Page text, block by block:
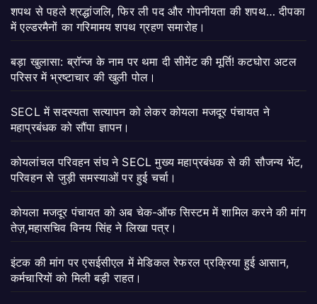
शपथ से पहले श्रद्धांजलि, फिर ली पद और गोपनीयता की शपथ… दीपका
में एल्डरमैनों का गरिमामय शपथ ग्रहण समारोह।
बड़ा खुलासा: ब्रॉन्ज के नाम पर थमा दी सीमेंट की मूर्ति! कटघोरा अटल
परिसर में भ्रष्टाचार की खुली पोल।
SECL में सदस्यता सत्यापन को लेकर कोयला मजदूर पंचायत ने
महाप्रबंधक को सौंपा ज्ञापन।
कोयलांचल परिवहन संघ ने SECL मुख्य महाप्रबंधक से की सौजन्य भेंट,
परिवहन से जुड़ी समस्याओं पर हुई चर्चा।
कोयला मजदूर पंचायत को अब चेक-ऑफ सिस्टम में शामिल करने की मांग
तेज़,महासचिव विनय सिंह ने लिखा पत्र।
इंटक की मांग पर एसईसीएल में मेडिकल रेफरल प्रक्रिया हुई आसान,
कर्मचारियों को मिली बड़ी राहत।